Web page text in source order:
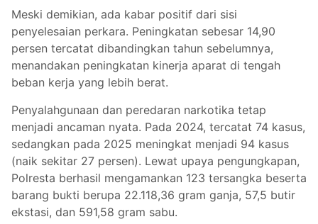
Meski demikian, ada kabar positif dari sisi
penyelesaian perkara. Peningkatan sebesar 14,90
persen tercatat dibandingkan tahun sebelumnya,
menandakan peningkatan kinerja aparat di tengah
beban kerja yang lebih berat.
Penyalahgunaan dan peredaran narkotika tetap
menjadi ancaman nyata. Pada 2024, tercatat 74 kasus,
sedangkan pada 2025 meningkat menjadi 94 kasus
(naik sekitar 27 persen). Lewat upaya pengungkapan,
Polresta berhasil mengamankan 123 tersangka beserta
barang bukti berupa 22.118,36 gram ganja, 57,5 butir
ekstasi, dan 591,58 gram sabu.